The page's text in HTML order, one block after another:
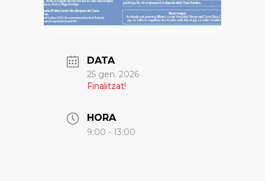
DATA
25 gen. 2026
Finalitzat!
HORA
9:00 - 13:00